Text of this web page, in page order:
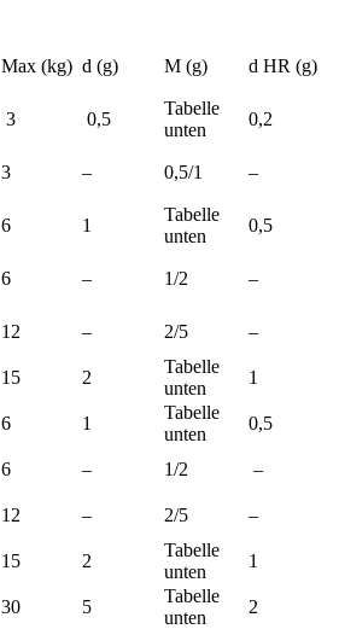
Max (kg) d (g) M (g) d HR (g)
3 0,5
Tabelle
unten
0,2
3 – 0,5/1 –
6 1
Tabelle
unten
0,5
6 – 1/2 –
12 – 2/5
–
15 2
Tabelle
unten
1
6 1
Tabelle
unten
0,5
6 – 1/2
–
12 – 2/5
–
15 2
Tabelle
unten
1
30 5
Tabelle
unten
2